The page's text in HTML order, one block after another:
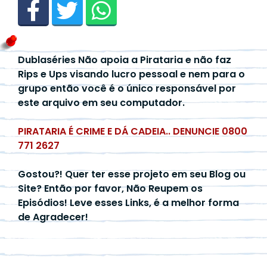
Dublaséries Não apoia a Pirataria e não faz
Rips e Ups visando lucro pessoal e nem para o
grupo então você é o único responsável por
este arquivo em seu computador.
PIRATARIA É CRIME E DÁ CADEIA.. DENUNCIE 0800
771 2627
Gostou?! Quer ter esse projeto em seu Blog ou
Site? Então por favor, Não Reupem os
Episódios! Leve esses Links, é a melhor forma
de Agradecer!